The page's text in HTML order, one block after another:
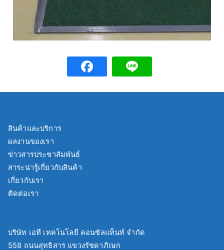
สินค้าและบริการ
ผลงานของเรา
ข่าวสารประชาสัมพันธ์
สาระน่ารู้เกี่ยวกับสินค้า
เกี่ยวกับเรา
ติดต่อเรา
บริษัท เอที เทคโนโลยี คอนซัลแท็นท์ จำกัด
558 ถนนสุทธิสาร แขวงรัชดาภิเษก